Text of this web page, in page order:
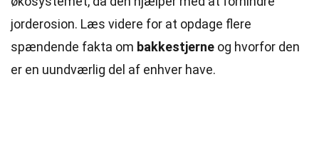
jorderosion. Læs videre for at opdage flere
spændende fakta om bakkestjerne og hvorfor den
er en uundværlig del af enhver have.